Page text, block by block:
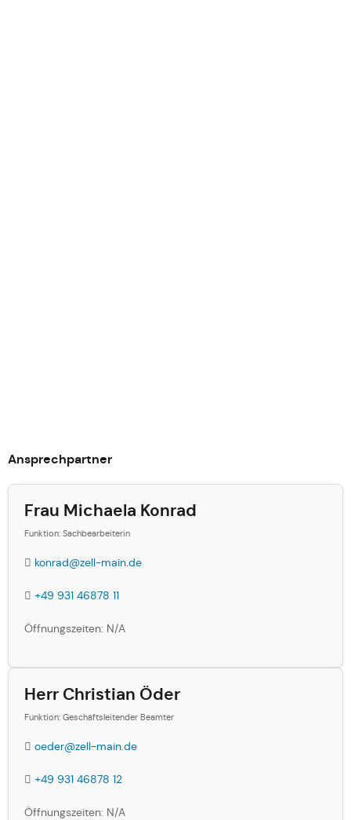
Ansprechpartner
Frau Michaela Konrad
Funktion: Sachbearbeiterin
konrad@zell-main.de
+49 931 46878 11
Öffnungszeiten: N/A
Herr Christian Öder
Funktion: Geschäftsleitender Beamter
oeder@zell-main.de
+49 931 46878 12
Öffnungszeiten: N/A